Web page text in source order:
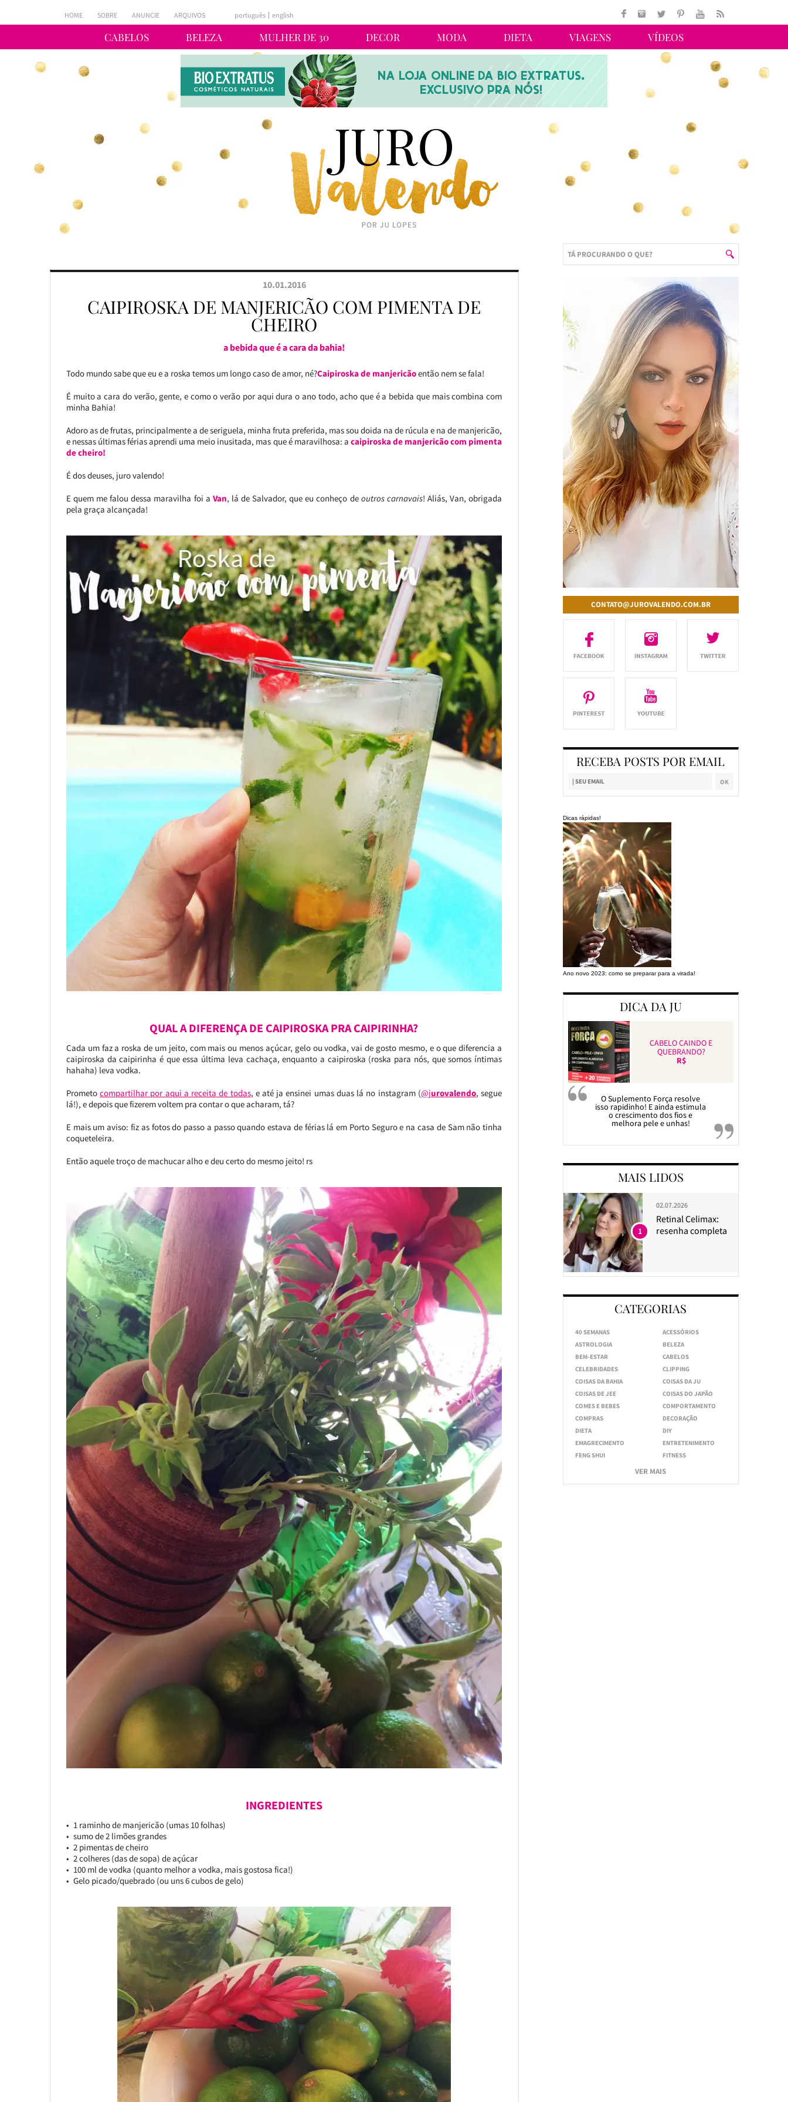
CABELOS BELEZA MULHER DE 30 DECOR MODA DIETA VIAGENS VÍDEOS
HOME SOBRE ANUNCIE ARQUIVOS português english
10.01.2016
CAIPIROSKA DE MANJERICÃO COM PIMENTA DE
CHEIRO
a bebida que é a cara da bahia!
Todo mundo sabe que eu e a roska temos um longo caso de amor, né?Caipiroska de manjericãoentão nem se fala!
É muito a cara do verão, gente, e como o verão por aqui dura o ano todo, acho que é a bebida que mais combina com
minha Bahia!
Adoro as de frutas, principalmente a de seriguela, minha fruta preferida, mas sou doida na de rúcula e na de manjericão,
e nessas últimas férias aprendi uma meio inusitada, mas que é maravilhosa: a caipiroska de manjericão com pimenta
de cheiro!
É dos deuses, juro valendo!
E quem me falou dessa maravilha foi a Van, lá de Salvador, que eu conheço de outros carnavais! Aliás, Van, obrigada
pela graça alcançada!
QUAL A DIFERENÇA DE CAIPIROSKA PRA CAIPIRINHA?
Cada um faz a roska de um jeito, com mais ou menos açúcar, gelo ou vodka, vai de gosto mesmo, e o que diferencia a
caipiroska da caipirinha é que essa última leva cachaça, enquanto a caipiroska (roska para nós, que somos íntimas
hahaha) leva vodka.
Prometocompartilhar por aqui a receita de todas, e até ja ensinei umas duas lá no instagram (@jurovalendo, segue
lá!), e depois que fizerem voltem pra contar o que acharam, tá?
E mais um aviso: fiz as fotos do passo a passo quando estava de férias lá em Porto Seguro e na casa de Sam não tinha
coqueteleira.
Então aquele troço de machucar alho e deu certo do mesmo jeito! rs
INGREDIENTES
1 raminho de manjericão (umas 10 folhas)
sumo de 2 limões grandes
2 pimentas de cheiro
2 colheres (das de sopa) de açúcar
100 ml de vodka (quanto melhor a vodka, mais gostosa fica!)
Gelo picado/quebrado (ou uns 6 cubos de gelo)
CONTATO@JUROVALENDO.COM.BR
RECEBA POSTS POR EMAIL
Dicas rápidas!
Ano novo 2023: como se preparar para a virada!
DICA DA JU
CABELO CAINDO E
QUEBRANDO?
R$
O Suplemento Força resolve
isso rapidinho! E ainda estimula
o crescimento dos fios e
melhora pele e unhas!
MAIS LIDOS
02.07.2026
Retinal Celimax:
resenha completa
1
CATEGORIAS
40 SEMANAS
ACESSÓRIOS
ASTROLOGIA
BELEZA
BEM-ESTAR
CABELOS
CELEBRIDADES
CLIPPING
COISAS DA BAHIA
COISAS DA JU
COISAS DE JEE
COISAS DO JAPÃO
COMES E BEBES
COMPORTAMENTO
COMPRAS
DECORAÇÃO
DIETA
DIY
EMAGRECIMENTO
ENTRETENIMENTO
FENG SHUI
FITNESS
VER MAIS